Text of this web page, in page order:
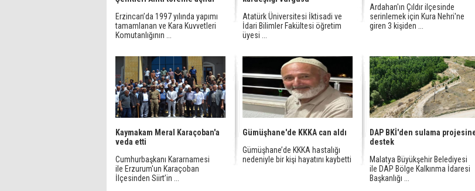
Erzincan’da 1997 yılında yapımı
tamamlanan ve Kara Kuvvetleri
Komutanlığının ...
Atatürk Üniversitesi İktisadi ve
İdari Bilimler Fakültesi öğretim
üyesi ...
Ardahan'ın Çıldır ilçesinde
serinlemek için Kura Nehri'ne
giren 3 kişiden ...
Kaymakam Meral Karaçoban'a
veda etti
Cumhurbaşkanı Kararnamesi
ile Erzurum'un Karaçoban
İlçesinden Siirt’in ...
Gümüşhane'de KKKA can aldı
Gümüşhane’de KKKA hastalığı
nedeniyle bir kişi hayatını kaybetti
DAP BKİ'den sulama
destek
Malatya Büyükşehir Belediyesi
ile DAP Bölge Kalkınma İdaresi
Başkanlığı ...